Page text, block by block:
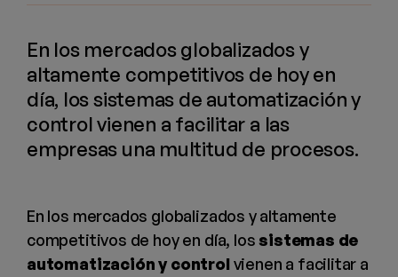
En los mercados globalizados y
altamente competitivos de hoy en
día, los sistemas de automatización y
control vienen a facilitar a las
empresas una multitud de procesos.
En los mercados globalizados y altamente
competitivos de hoy en día, lossistemas de
automatización y controlvienen a facilitar a